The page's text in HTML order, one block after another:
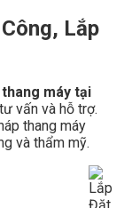
Lắp
máy tại
vấn và hỗ trợ.
thang máy
và thẩm mỹ.